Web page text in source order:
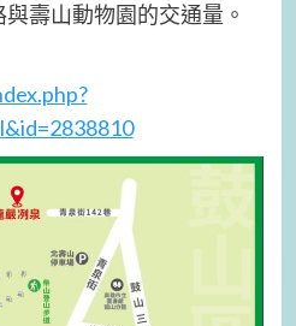
壽山動物園的交通量。